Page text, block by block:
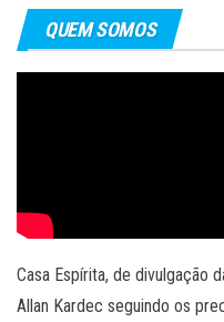
QUEM SOMOS
Casa Espírita, de divulgação
Allan Kardec seguindo os